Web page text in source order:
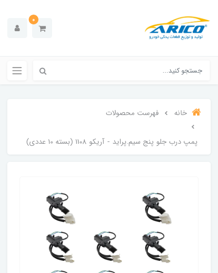
0
خانه فهرست محصولات
پمپ درب جلو پنج سیم.پراید - آریکو 1108 (بسته 10 عددی)